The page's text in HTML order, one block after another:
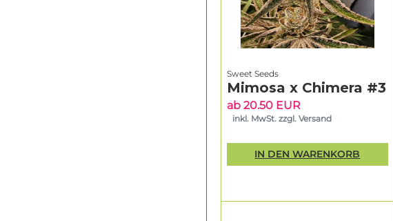
Sweet Seeds
Mimosa x Chimera #3
ab 20.50 EUR
inkl. MwSt. zzgl. Versand
IN DEN WARENKORB